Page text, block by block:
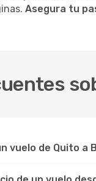
Asegura tu
vuelo de Quito a